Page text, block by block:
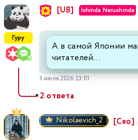
Гуру
[UB] Ishinda Narushinda
А в самой Японии
читателей...
3 июля 2026 23:01
▼2 ответа
Nikolaevich_2 [Сяо]